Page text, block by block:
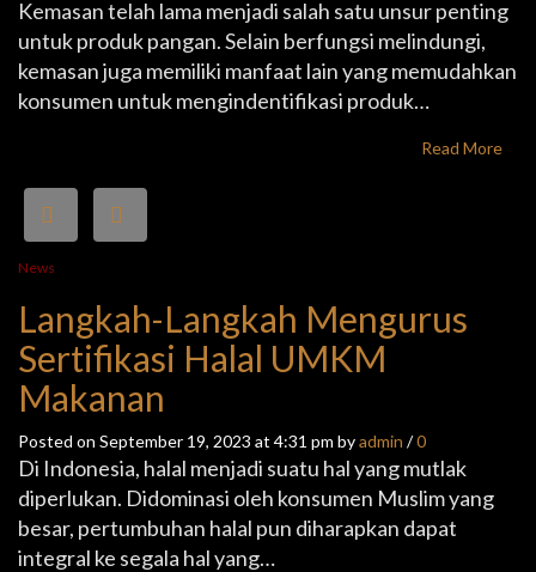
Kemasan telah lama menjadi salah satu unsur penting
untuk produk pangan. Selain berfungsi melindungi,
kemasan juga memiliki manfaat lain yang memudahkan
konsumen untuk mengindentifikasi produk…
Read More
News
Langkah-Langkah Mengurus
Sertifikasi Halal UMKM
Makanan
Posted on September 19, 2023 at 4:31 pm byadmin /0
Di Indonesia, halal menjadi suatu hal yang mutlak
diperlukan. Didominasi oleh konsumen Muslim yang
besar, pertumbuhan halal pun diharapkan dapat
integral ke segala hal yang…